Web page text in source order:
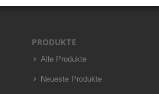
PRODUKTE
Alle Produkte
Neueste Produkte